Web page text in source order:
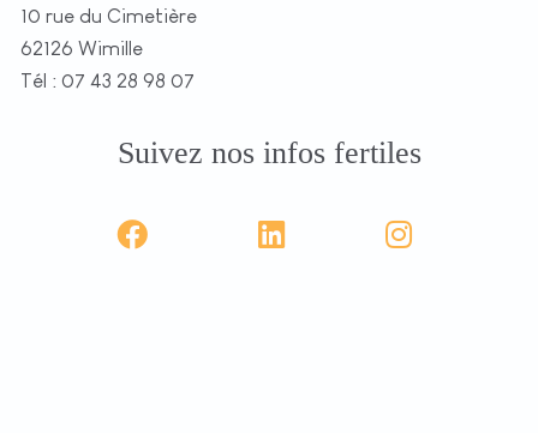
10 rue du Cimetière
62126 Wimille
Tél : 07 43 28 98 07
Suivez nos infos fertiles